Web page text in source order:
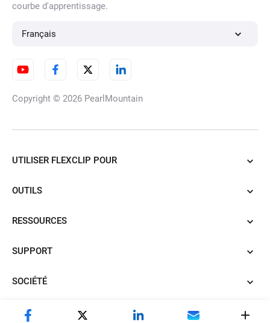
Photo vers Anime
Photo en art feutré
courbe d'apprentissage.
Français
Copyright © 2026 PearlMountain
UTILISER FLEXCLIP POUR
OUTILS
RESSOURCES
SUPPORT
SOCIÉTÉ